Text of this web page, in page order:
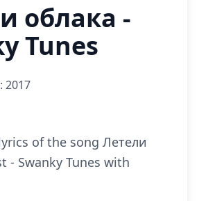
облака -
Tunes
2017
of the song Летели
- Swanky Tunes with